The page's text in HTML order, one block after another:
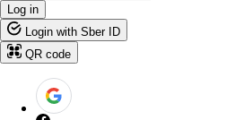
Log in
Login with Sber ID
QR code